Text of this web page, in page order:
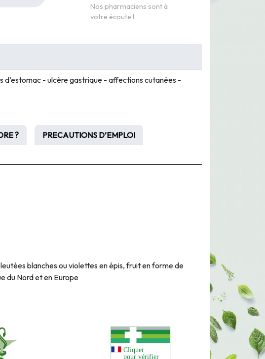
Nos pharmaciens sont à
votre écoute !
- ulcère gastrique - affections cutanées -
?
PRECAUTIONS D’EMPLOI
blanches ou violettes en épis, fruit en forme de
du Nord et en Europe